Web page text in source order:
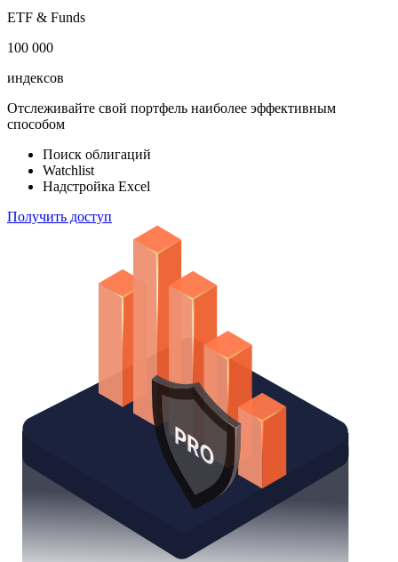
ETF & Funds
100 000
индексов
Отслеживайте свой портфель наиболее эффективным
способом
Поиск облигаций
Watchlist
Надстройка Excel
Получить доступ